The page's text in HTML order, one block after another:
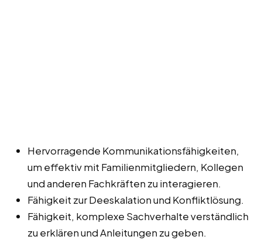
Hervorragende Kommunikationsfähigkeiten,
um effektiv mit Familienmitgliedern, Kollegen
und anderen Fachkräften zu interagieren.
Fähigkeit zur Deeskalation und Konfliktlösung.
Fähigkeit, komplexe Sachverhalte verständlich
zu erklären und Anleitungen zu geben.